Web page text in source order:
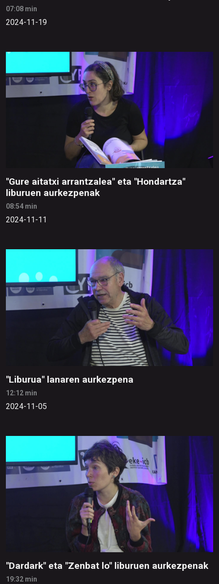
07:08 min
2024-11-19
"Gure aitatxi arrantzalea" eta "Hondartza"
liburuen aurkezpenak
08:54 min
2024-11-11
"Liburua" lanaren aurkezpena
12:12 min
2024-11-05
"Dardark" eta "Zenbat lo" liburuen aurkezpenak
19:32 min